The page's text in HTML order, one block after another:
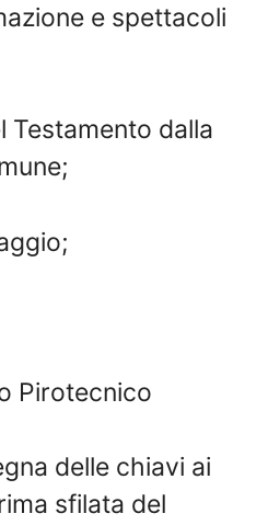
e spettacoli
Testamento dalla
Pirotecnico
delle chiavi ai
sfilata del